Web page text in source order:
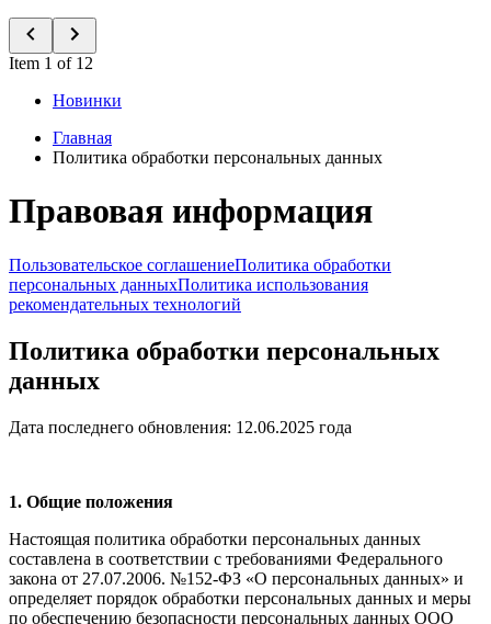
Item 1 of 12
Новинки
Главная
Политика обработки персональных данных
Правовая информация
Пользовательское соглашениеПолитика обработки
персональных данныхПолитика использования
рекомендательных технологий
Политика обработки персональных
данных
Дата последнего обновления: 12.06.2025 года
1. Общие положения
Настоящая политика обработки персональных данных
составлена в соответствии с требованиями Федерального
закона от 27.07.2006. №152-ФЗ «О персональных данных» и
определяет порядок обработки персональных данных и меры
по обеспечению безопасности персональных данных ООО